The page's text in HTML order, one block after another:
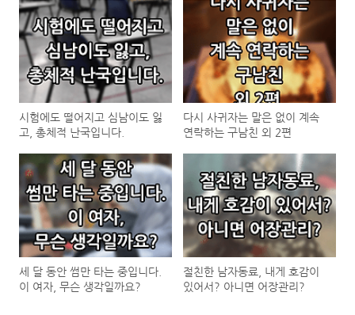
시험에도 떨어지고 심남이도 잃
고, 총체적 난국입니다.
다시 사귀자는 말은 없이 계속
연락하는 구남친 외 2편
세 달 동안 썸만 타는 중입니다.
이 여자, 무슨 생각일까요?
절친한 남자동료, 내게 호감이
있어서? 아니면 어장관리?